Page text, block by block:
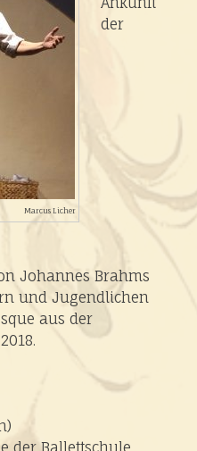
Marcus Licher
der
Johannes Brahms
und Jugendlichen
aus der